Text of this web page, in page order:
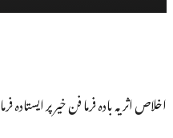
اخلاص اثر یہ بادہ فرما فن خیر پر ایستادہ فرما